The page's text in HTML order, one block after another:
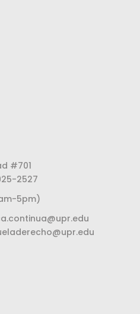
#701
2527
5pm)